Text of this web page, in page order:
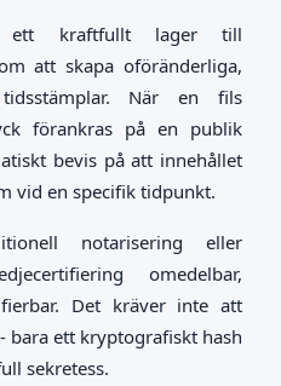
ett kraftfullt lager till
att skapa oföränderliga,
När en fils
förankras på en publik
bevis på att innehållet
vid en specifik tidpunkt.
notarisering eller
omedelbar,
Det kräver inte att
bara ett kryptografiskt hash
sekretess.